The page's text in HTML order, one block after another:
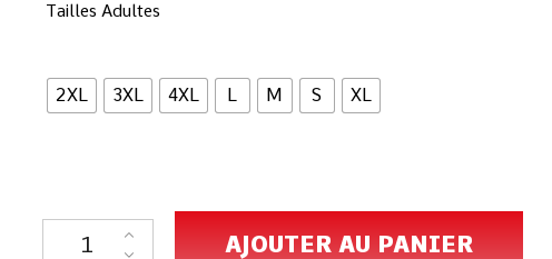
Tailles Adultes
2XL 3XL 4XL L M S XL
AJOUTER AU PANIER